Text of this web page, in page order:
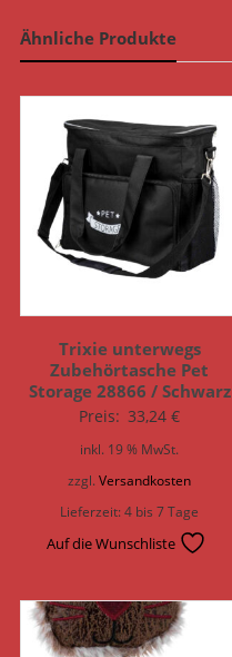
Ähnliche Produkte
Trixie unterwegs
Zubehörtasche Pet
Storage 28866 / Schwarz
Preis: 33,24€
inkl. 19 % MwSt.
zzgl.Versandkosten
Lieferzeit:4 bis 7 Tage
Auf die Wunschliste